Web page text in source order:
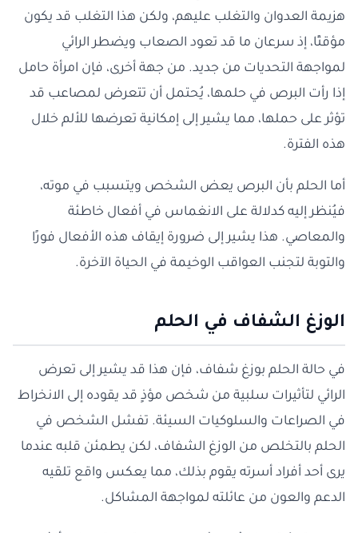
هزيمة العدوان والتغلب عليهم، ولكن هذا التغلب قد يكون
مؤقتًا، إذ سرعان ما قد تعود الصعاب ويضطر الرائي
لمواجهة التحديات من جديد. من جهة أخرى، فإن امرأة حامل
إذا رأت البرص في حلمها، يُحتمل أن تتعرض لمصاعب قد
تؤثر على حملها، مما يشير إلى إمكانية تعرضها للألم خلال
هذه الفترة.
أما الحلم بأن البرص يعض الشخص ويتسبب في موته،
فيُنظر إليه كدلالة على الانغماس في أفعال خاطئة
والمعاصي. هذا يشير إلى ضرورة إيقاف هذه الأفعال فورًا
والتوبة لتجنب العواقب الوخيمة في الحياة الآخرة.
الوزغ الشفاف في الحلم
في حالة الحلم بوزغ شفاف، فإن هذا قد يشير إلى تعرض
الرائي لتأثيرات سلبية من شخص مؤذٍ قد يقوده إلى الانخراط
في الصراعات والسلوكيات السيئة. تفشل الشخص في
الحلم بالتخلص من الوزغ الشفاف، لكن يطمئن قلبه عندما
يرى أحد أفراد أسرته يقوم بذلك، مما يعكس واقع تلقيه
الدعم والعون من عائلته لمواجهة المشاكل.